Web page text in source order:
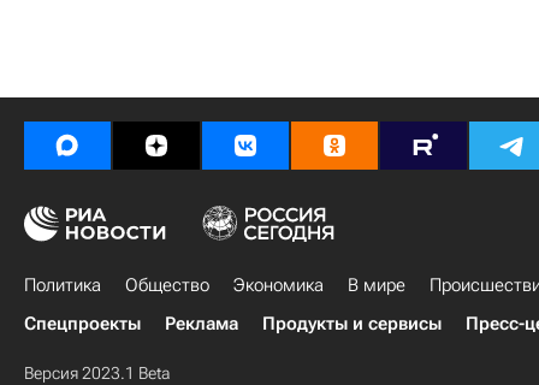
Политика Общество Экономика В мире
Спецпроекты
Реклама Продукты и сервисы Пресс-
Версия 2023.1 Beta